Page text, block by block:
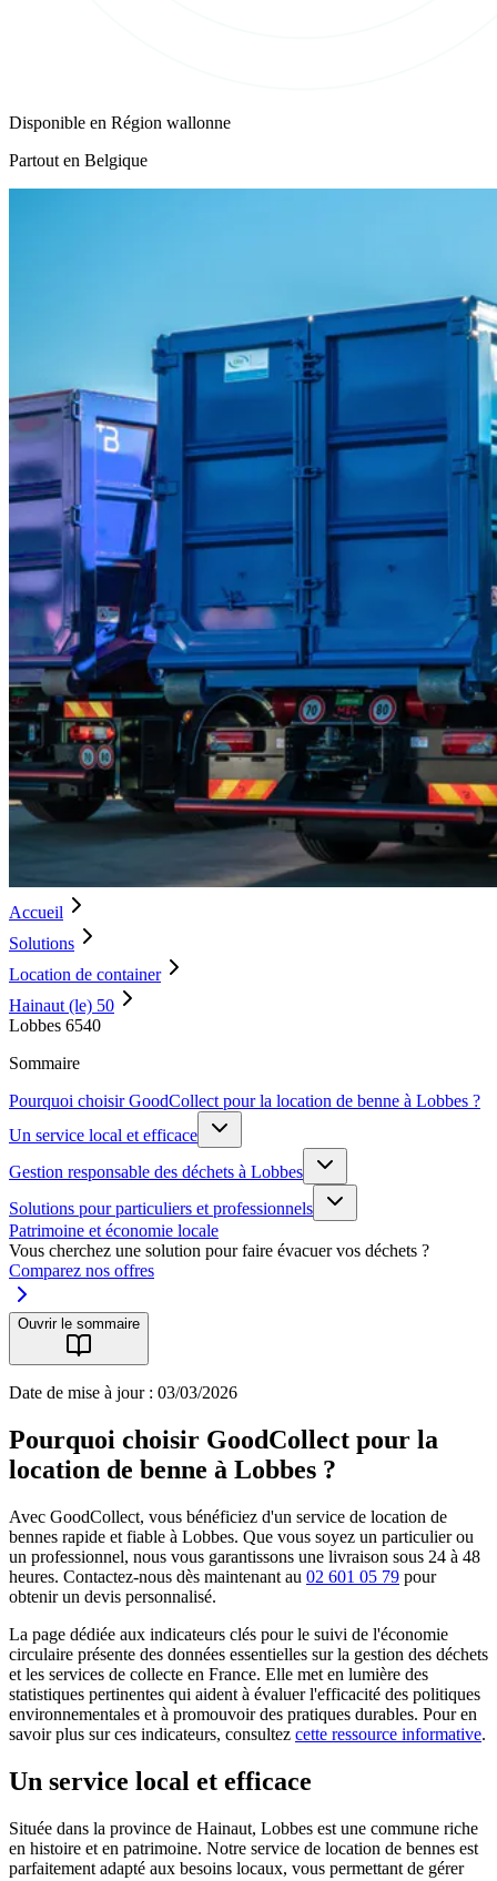
Disponible en Région wallonne
Partout en Belgique
Accueil
Solutions
Location de container
Hainaut (le) 50
Lobbes 6540
Sommaire
Pourquoi choisir GoodCollect pour la location de benne à Lobbes ?
Un service local et efficace
Gestion responsable des déchets à Lobbes
Solutions pour particuliers et professionnels
Patrimoine et économie locale
Vous cherchez une solution pour faire évacuer vos déchets ?
Comparez nos offres
Ouvrir le sommaire
Date de mise à jour : 03/03/2026
Pourquoi choisir GoodCollect pour la
location de benne à Lobbes ?
Avec GoodCollect, vous bénéficiez d'un service de location de
bennes rapide et fiable à Lobbes. Que vous soyez un particulier ou
un professionnel, nous vous garantissons une livraison sous 24 à 48
heures. Contactez-nous dès maintenant au 02 601 05 79 pour
obtenir un devis personnalisé.
La page dédiée aux indicateurs clés pour le suivi de l'économie
circulaire présente des données essentielles sur la gestion des déchets
et les services de collecte en France. Elle met en lumière des
statistiques pertinentes qui aident à évaluer l'efficacité des politiques
environnementales et à promouvoir des pratiques durables. Pour en
savoir plus sur ces indicateurs, consultez cette ressource informative.
Un service local et efficace
Située dans la province de Hainaut, Lobbes est une commune riche
en histoire et en patrimoine. Notre service de location de bennes est
parfaitement adapté aux besoins locaux, vous permettant de gérer